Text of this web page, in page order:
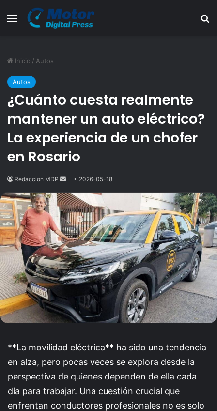
Menú
Inicio / Autos
Autos
¿Cuánto cuesta realmente
mantener un auto eléctrico?
La experiencia de un chofer
en Rosario
Redaccion MDP
Send
email
2026-05-18
**La movilidad eléctrica** ha sido una tendencia
en alza, pero pocas veces se explora desde la
perspectiva de quienes dependen de ella cada
día para trabajar. Una cuestión crucial que
enfrentan conductores profesionales no es solo